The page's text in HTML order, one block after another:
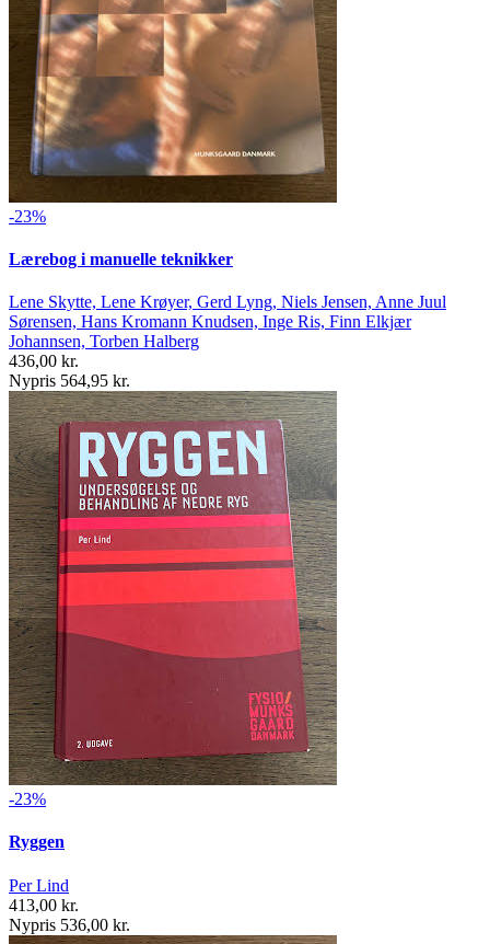
-23%
Lærebog i manuelle teknikker
Lene Skytte, Lene Krøyer, Gerd Lyng, Niels Jensen, Anne Juul
Sørensen, Hans Kromann Knudsen, Inge Ris, Finn Elkjær
Johannsen, Torben Halberg
436,00 kr.
Nypris 564,95 kr.
-23%
Ryggen
Per Lind
413,00 kr.
Nypris 536,00 kr.